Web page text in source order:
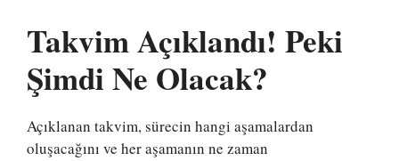
Takvim Açıklandı! Peki
Şimdi Ne Olacak?
Açıklanan takvim, sürecin hangi aşamalardan
oluşacağını ve her aşamanın ne zaman